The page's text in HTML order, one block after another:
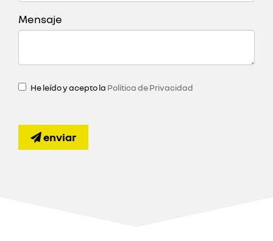
Mensaje
He leído y acepto la Política de Privacidad
enviar